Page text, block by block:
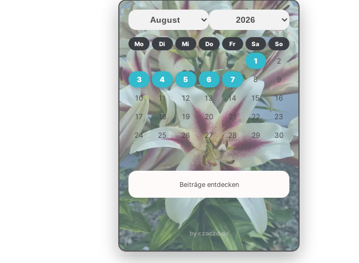
Mo Di Mi Do Fr Sa So
1 2
3 4 5 6 7 8 9
10 11 12 13 14 15 16
17 18 19 20 21 22 23
24 25 26 27 28 29 30
31
Beiträge entdecken
by czoczo.de